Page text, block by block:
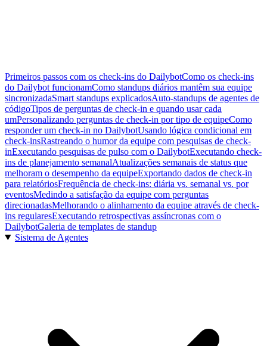
Primeiros passos com os check-ins do DailybotComo os check-ins
do Dailybot funcionamComo standups diários mantêm sua equipe
sincronizadaSmart standups explicadosAuto-standups de agentes de
códigoTipos de perguntas de check-in e quando usar cada
umPersonalizando perguntas de check-in por tipo de equipeComo
responder um check-in no DailybotUsando lógica condicional em
check-insRastreando o humor da equipe com pesquisas de check-
inExecutando pesquisas de pulso com o DailybotExecutando check-
ins de planejamento semanalAtualizações semanais de status que
melhoram o desempenho da equipeExportando dados de check-in
para relatóriosFrequência de check-ins: diária vs. semanal vs. por
eventosMedindo a satisfação da equipe com perguntas
direcionadasMelhorando o alinhamento da equipe através de check-
ins regularesExecutando retrospectivas assíncronas com o
DailybotGaleria de templates de standup
Sistema de Agentes